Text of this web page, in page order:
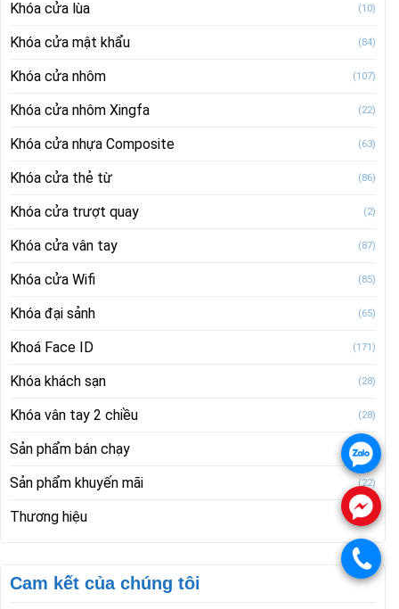
Khóa cửa lùa (10)
Khóa cửa mật khẩu (84)
Khóa cửa nhôm (107)
Khóa cửa nhôm Xingfa (22)
Khóa cửa nhựa Composite (63)
Khóa cửa thẻ từ (86)
Khóa cửa trượt quay (2)
Khóa cửa vân tay (87)
Khóa cửa Wifi (85)
Khóa đại sảnh (65)
Khoá Face ID (171)
Khóa khách sạn (28)
Khóa vân tay 2 chiều (28)
Sản phẩm bán chạy (21)
Sản phẩm khuyến mãi (22)
Thương hiệu (515)
Cam kết của chúng tôi
.
.
.